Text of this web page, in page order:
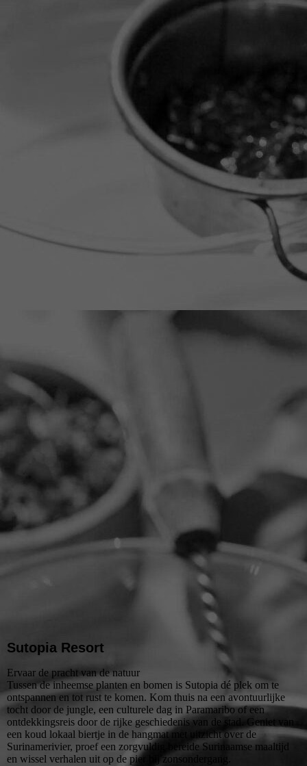
Sutopia Resort
Ervaar de pracht van de natuur
Tussen de inheemse planten en bomen is Sutopia dé plek om te
ontspannen en tot rust te komen. Kom thuis na een avontuurlijke
tocht door de jungle, een culturele dag in Paramaribo of een
ontdekkingsreis door de rijke geschiedenis van de stad. Geniet van
een koud lokaal biertje in de hangmat met uitzicht over de
Surinamerivier, proef een zorgvuldig bereide Surinaamse maaltijd
en wissel verhalen uit op de pier bij zonsondergang.